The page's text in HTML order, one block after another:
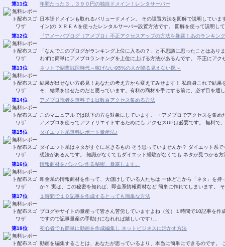
第11位
年間たった３，３９０円の独自ドメイン！レンタサーバー
日本語ドメインも取れるバリュードメイン。 その設置方法を図解で説明しています。 ＶＡＬＵＥ－ＤＯＭＡＩＮ．ＣＯＭ(バリュ
イン)の ＸＲＥＡを使ったレンタルサーバー設置
第12位
『アメーバブログ（アメブロ）不正アクセスアップの方法を暴露！あのランキン
「なんでこのブログがランキング上位に入るの？」と不思議に思ったことはありませんか？ 実は、トラフィックエクスチ
わずに簡単にアメブロランキ
第13位
ネットで副業戦国時代～稼げない95%の人が陥る見えない罠～
結果が出せない方必見！あなたの考え方から変えてみせます！ 私自身これで結果を出し、このレポートの内容を自分の物にできたからこ
そ、結果を出せたのだと思っています。有料の商材を手にする前に、必ず目を通
第14位
アメブロ読者を無料で１日数百アクセス集める方法
このマニュアルでは以下の方を対象にしています。 ・アメブロでアクセスを集めたい。 ・集めたいけど、有料ツールは使いたくない。
アメブロを使ってアフィリエイトするためにも アク
第15位
ダイエット系無料レポート量産法♪
ダイエット系はネタがすぐに尽きるもの そう思っていませんか？ ダイエット系でも 無料レポートに書くネタが 次から次へと湧き出る発
想法があるんです。 知識がなくてもダイエット経験がなくても ネタが見つ
第16位
情報商材をバンバン作る秘密、暴露します。
即金系の情報商材を作って、大儲けしている人たちは 一体どこから「ネタ」を持ってきているのか？ その秘密を知りたくありません
か？ 実は、この秘密
第17位
１時間で１０記事を作成するとっても簡単な方法
ブログやサイトの量産って皆さん苦労していますよね（泣）１時間で10記事を作成する
ですので記事量産の手助けになれれば嬉しいです♪…
第18位
初心者でも簡単に動画を作成編集し ネットビジネスに活かす方法
動画を編集することは、あなたが思っているより、本当に簡単にできるのです。 このレポートを読んで実行するメリットは以下のとおり